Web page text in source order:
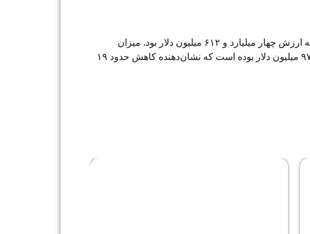
میزان واردات بخش و معدن و صنایع معدنی طی ۶ ماه نخست امسال نیز ۲ میلیون و ۱۳۴‌هزار و ۱۰۶ تن به ارزش چهار میلیارد و ۶۱۲ میلیون دلار بود. میزان
واردات این محصولات در مدت مشابه سال گذشته نیز ۲ میلیون و ۶۴۸‌هزار و ۵ تن به ارزش ۲ میلیارد و ۹۷۲ میلیون دلار بوده است که نشان‌‌‌دهنده کاهش حدود ۱۹